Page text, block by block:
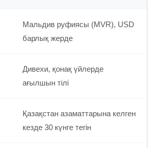
Мальдив руфиясы (MVR), USD
барлық жерде
Дивехи, қонақ үйлерде
ағылшын тілі
Қазақстан азаматтарына келген
кезде 30 күнге тегін